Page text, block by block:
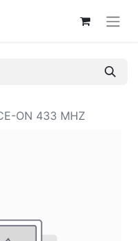
ON 433 MHZ